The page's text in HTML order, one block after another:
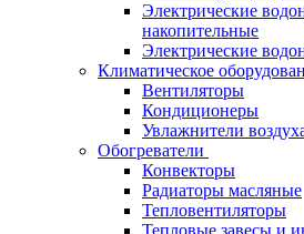
Электрические
накопительные
Электрические
Климатическое
Вентиляторы
Кондиционеры
Увлажнители
Обогреватели
Конвекторы
Радиаторы масляные
Тепловентиляторы
Тепловые завесы и